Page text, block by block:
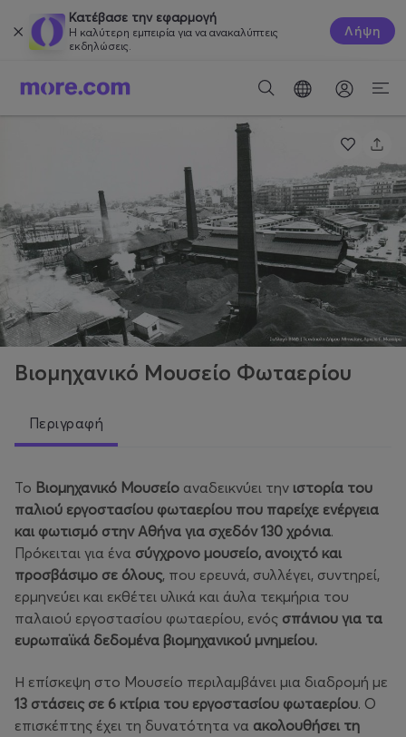
Κατέβασε την εφαρμογή
Η καλύτερη εμπειρία για να ανακαλύπτεις
εκδηλώσεις.
Λήψη
Βιομηχανικό Μουσείο Φωταερίου
Περιγραφή
Το Βιομηχανικό Μουσείο αναδεικνύει την ιστορία του
παλιού εργοστασίου φωταερίου που παρείχε ενέργεια
και φωτισμό στην Αθήνα για σχεδόν 130 χρόνια.
Πρόκειται για ένα σύγχρονο μουσείο, ανοιχτό και
προσβάσιμο σε όλους, που ερευνά, συλλέγει, συντηρεί,
ερμηνεύει και εκθέτει υλικά και άυλα τεκμήρια του
παλαιού εργοστασίου φωταερίου, ενός σπάνιου για τα
ευρωπαϊκά δεδομένα βιομηχανικού μνημείου.
Η επίσκεψη στο Μουσείο περιλαμβάνει μια διαδρομή με
13 στάσεις σε 6 κτίρια του εργοστασίου φωταερίου. Ο
επισκέπτης έχει τη δυνατότητα να ακολουθήσει τη